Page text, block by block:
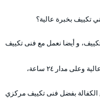
تكييف بخبرة عالية؟
و أيضا نعمل مع فنى تكييف
مدار ٢٤ ساعة،
الكفالة بفضل فنى تكييف مركزي